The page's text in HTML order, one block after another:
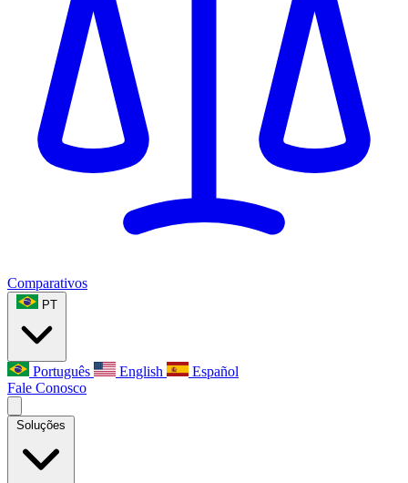
Comparativos
PT
Português English
Español
Fale Conosco
Soluções